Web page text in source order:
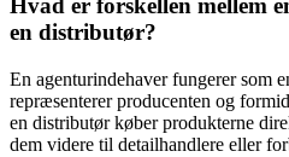
Hvad er forskellen mellem
en distributør?
En agenturindehaver fungerer som
repræsenterer producenten og
en distributør køber produkterne
dem videre til detailhandlere eller